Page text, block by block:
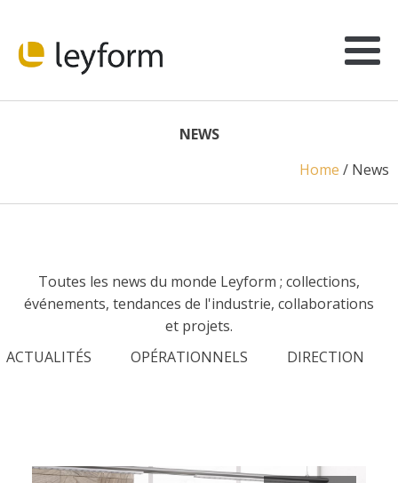
NEWS
Home / News
Toutes les news du monde Leyform ; collections,
événements, tendances de l'industrie, collaborations
et projets.
ACTUALITÉS
OPÉRATIONNELS DIRECTION